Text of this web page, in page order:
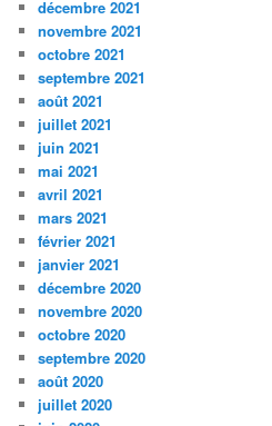
décembre 2021
novembre 2021
octobre 2021
septembre 2021
août 2021
juillet 2021
juin 2021
mai 2021
avril 2021
mars 2021
février 2021
janvier 2021
décembre 2020
novembre 2020
octobre 2020
septembre 2020
août 2020
juillet 2020